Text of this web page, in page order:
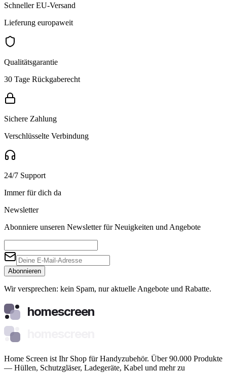
Schneller EU-Versand
Lieferung europaweit
Qualitätsgarantie
30 Tage Rückgaberecht
Sichere Zahlung
Verschlüsselte Verbindung
24/7 Support
Immer für dich da
Newsletter
Abonniere unseren Newsletter für Neuigkeiten und Angebote
Abonnieren
Wir versprechen: kein Spam, nur aktuelle Angebote und Rabatte.
homescreen
Home Screen ist Ihr Shop für Handyzubehör. Über 90.000 Produkte
— Hüllen, Schutzgläser, Ladegeräte, Kabel und mehr zu